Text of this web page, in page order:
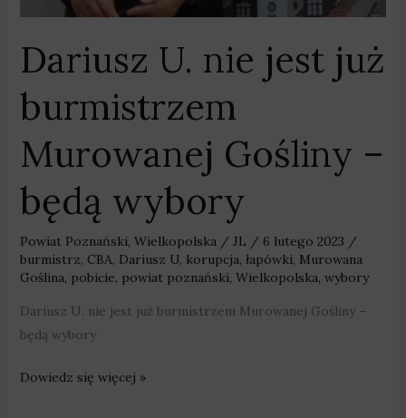
Dariusz U. nie jest już
burmistrzem
Murowanej Gośliny –
będą wybory
Powiat Poznański, Wielkopolska/ JL / 6 lutego 2023 /
burmistrz, CBA, Dariusz U, korupcja, łapówki, Murowana
Goślina, pobicie, powiat poznański, Wielkopolska, wybory
Dariusz U. nie jest już burmistrzem Murowanej Gośliny –
będą wybory
Dowiedz się więcej »